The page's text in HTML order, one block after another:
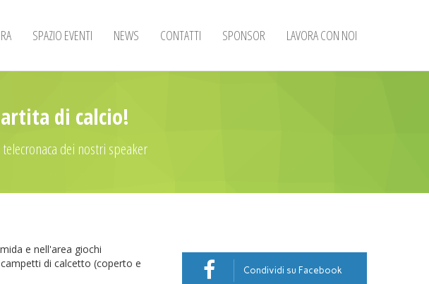
SPAZIO EVENTI NEWS CONTATTI SPONSOR LAVORA CON NOI
di calcio!
dei nostri speaker
e nell'area giochi
di calcetto (coperto e
Condividi su Facebook